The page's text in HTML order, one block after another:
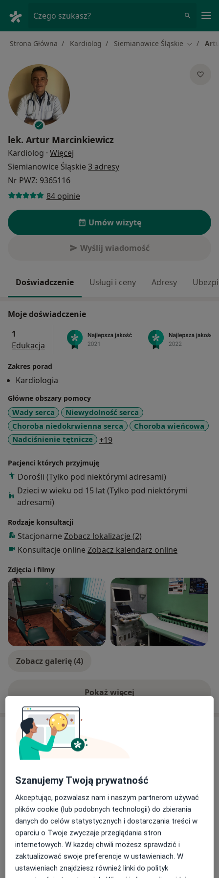
Czego szukasz?
Strona Główna Kardiolog Siemianowice Śląskie Zmień
lek. Artur Marcinkiewicz
Kardiolog · Więcej
Siemianowice Śląskie 3 adresy
Nr PWZ: 9365116
84 opinie
Umów wizytę
Wyślij wiadomość
Doświadczenie Usługi i ceny Adresy
Moje doświadczenie
1
Edukacja
Zakres porad
Kardiologia
Główne obszary pomocy
Wady serca
Niewydolność serca
Choroba niedokrwienna serca
Choroba wieńcowa
Nadciśnienie tętnicze
+19a11y_sr_more_diseases
Pacjenci których przyjmuję
Dorośli (Tylko pod niektórymi adresami)
Dzieci w wieku od 15 lat (Tylko pod niektórymi
adresami)
Rodzaje konsultacji
Stacjonarne Zobacz lokalizacje (2)
Konsultacje online Zobacz kalendarz online
Zdjęcia i filmy
Zobacz galerię (4)
Pokaż więcejo doświadczeniu
Usługi i ceny
Konsultacja kardiologiczna
Od 230 zł
270 zł Szczegóły Umów wizytę
ECHO serca
210 zł Szczegóły Umów wizytę
Konsultacja kardiologiczna (kolejna
Szanujemy Twoją prywatność
Akceptując, pozwalasz nam i naszym partnerom używać
plików cookie (lub podobnych technologii) do zbierania
danych do celów statystycznych i dostarczania treści w
oparciu o Twoje zwyczaje przeglądania stron
internetowych. W każdej chwili możesz sprawdzić i
zaktualizować swoje preferencje w ustawieniach. W
ustawieniach znajdziesz również linki do polityk